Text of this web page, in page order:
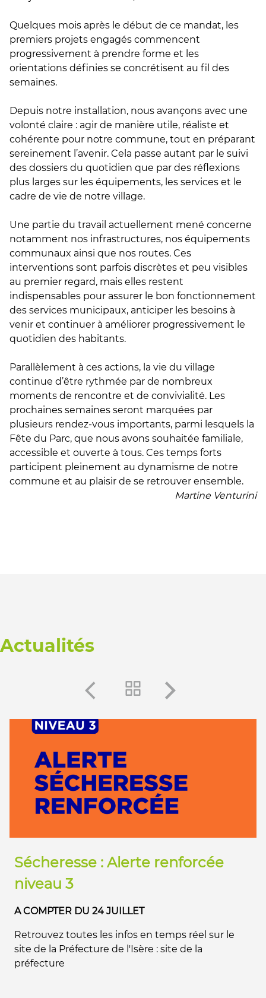
Quelques mois après le début de ce mandat, les
premiers projets engagés commencent
progressivement à prendre forme et les
orientations définies se concrétisent au fil des
semaines.
Depuis notre installation, nous avançons avec une
volonté claire : agir de manière utile, réaliste et
cohérente pour notre commune, tout en préparant
sereinement l’avenir. Cela passe autant par le suivi
des dossiers du quotidien que par des réflexions
plus larges sur les équipements, les services et le
cadre de vie de notre village.
Une partie du travail actuellement mené concerne
notamment nos infrastructures, nos équipements
communaux ainsi que nos routes. Ces
interventions sont parfois discrètes et peu visibles
au premier regard, mais elles restent
indispensables pour assurer le bon fonctionnement
des services municipaux, anticiper les besoins à
venir et continuer à améliorer progressivement le
quotidien des habitants.
Parallèlement à ces actions, la vie du village
continue d’être rythmée par de nombreux
moments de rencontre et de convivialité. Les
prochaines semaines seront marquées par
plusieurs rendez-vous importants, parmi lesquels la
Fête du Parc, que nous avons souhaitée familiale,
accessible et ouverte à tous. Ces temps forts
participent pleinement au dynamisme de notre
commune et au plaisir de se retrouver ensemble.
Martine Venturini
Actualités
Sécheresse : Alerte renforcée
niveau 3
A COMPTER DU 24 JUILLET
Retrouvez toutes les infos en temps réel sur le
site de la Préfecture de l'Isère : site de la
préfecture